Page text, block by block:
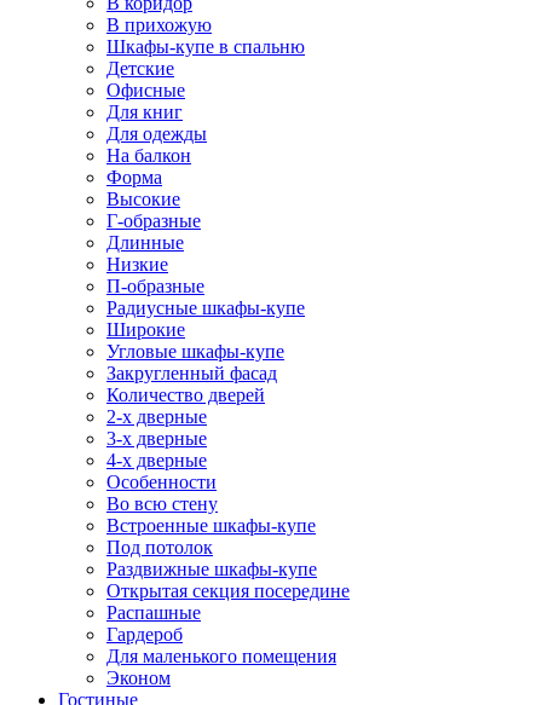
В прихожую
Шкафы-купе в спальню
Детские
Офисные
Для книг
Для одежды
На балкон
Форма
Высокие
Г-образные
Длинные
Низкие
П-образные
Радиусные шкафы-купе
Широкие
Угловые шкафы-купе
Закругленный фасад
Количество дверей
2-х дверные
3-х дверные
4-х дверные
Особенности
Во всю стену
Встроенные шкафы-купе
Под потолок
Раздвижные шкафы-купе
Открытая секция посередине
Распашные
Гардероб
Для маленького помещения
Эконом
Гостиные